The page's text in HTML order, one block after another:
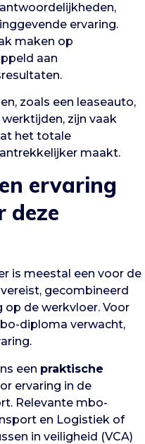
ervaring.
maken op
aan
zoals een leaseauto,
zijn vaak
het totale
maakt.
ervaring
deze
is meestal een voor de
gecombineerd
op de werkvloer. Voor
diploma verwacht,
een praktische
ervaring in de
Relevante mbo-
en Logistiek of
in veiligheid (VCA)